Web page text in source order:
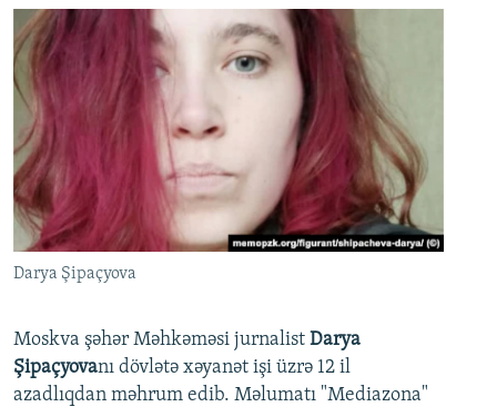
Darya Şipaçyova
Moskva şəhər Məhkəməsi jurnalist Darya
Şipaçyovanı dövlətə xəyanət işi üzrə 12 il
azadlıqdan məhrum edib. Məlumatı "Mediazona"